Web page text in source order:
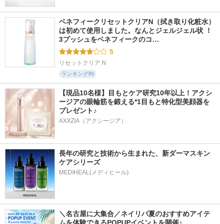
ベネフィークリセットクリアN（拭き取り化粧水）
は初めて使用しました。なんとジェルジェル状 ！
3プッシュをベネフィークのコ…
5
リセットクリア N
ランキングIN
【現品10名様】目もとケア研究10年以上！アクシ
ージアの眼輪筋を鍛える*1目もと特化型美顔器を
プレゼント♪
AXXZIA（アクシージア）
長年の研究と技術から生まれた、新ダーマスキン
ケアシリーズ
＼名古屋に大集合／ネイリパ夏のおすすめアイテ